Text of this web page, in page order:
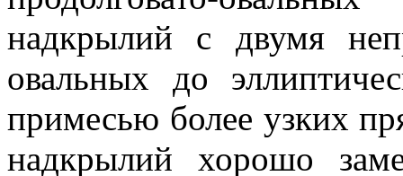
надкрылий с двумя
овальных до
примесью более узких
надкрылий хорошо